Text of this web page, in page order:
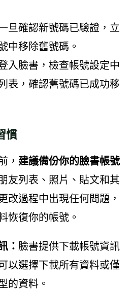
旦確認新號碼已驗證，立
中移除舊號碼。
入臉書，檢查帳號設定中
表，確認舊號碼已成功移
慣
， 建議備份你的臉書帳號
友列表、照片、貼文和其
改過程中出現任何問題，
恢復你的帳號。
： 臉書提供下載帳號資訊
以選擇下載所有資料或僅
的資料。